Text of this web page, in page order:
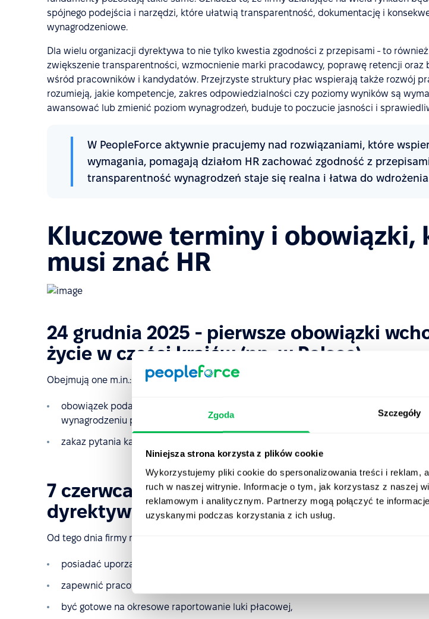
Zgoda Szczegóły
Niniejsza strona korzysta z plików cookie
Wykorzystujemy pliki cookie do spersonalizowania treści i reklam,
ruch w naszej witrynie. Informacje o tym, jak korzystasz z naszej
reklamowym i analitycznym. Partnerzy mogą połączyć te
uzyskanymi podczas korzystania z ich usług.
spójnego podejścia i narzędzi, które ułatwią transparentność, dokumentację i
wynagrodzeniowe.
Dla wielu organizacji dyrektywa to nie tylko kwestia zgodności z przepisami - to również
zwiększenie transparentności, wzmocnienie marki pracodawcy, poprawę retencji oraz
wśród pracowników i kandydatów. Przejrzyste struktury płac wspierają także rozwój
rozumieją, jakie kompetencje, zakres odpowiedzialności czy poziomy wyników są
awansować lub zmienić poziom wynagrodzeń, buduje to poczucie jasności i
W PeopleForce aktywnie pracujemy nad rozwiązaniami, które
wymagania, pomagają działom HR zachować zgodność z
transparentność wynagrodzeń staje się realna i łatwa do
Kluczowe terminy i obowiązki,
musi znać HR
24 grudnia 2025 - pierwsze obowiązki
życie w części krajów (np. w Polsce)
Obejmują one m.in.:
obowiązek podawania widełek płacowych w ogłoszeniach o pracę lub przekazania
wynagrodzeniu przed lub w trakcie procesu rekrutacyjnego
zakaz pytania kandydatów o historię ich zarobków,
7 czerwca 2026 - ostateczny termin
dyrektywy w całej UE
Od tego dnia firmy muszą być w pełni zgodne z wymaganiami, w tym:
posiadać uporządkowaną, obiektywną strukturę wynagrodzeń,
zapewnić pracownikom dostęp do kryteriów płacowych,
być gotowe na okresowe raportowanie luki płacowej,